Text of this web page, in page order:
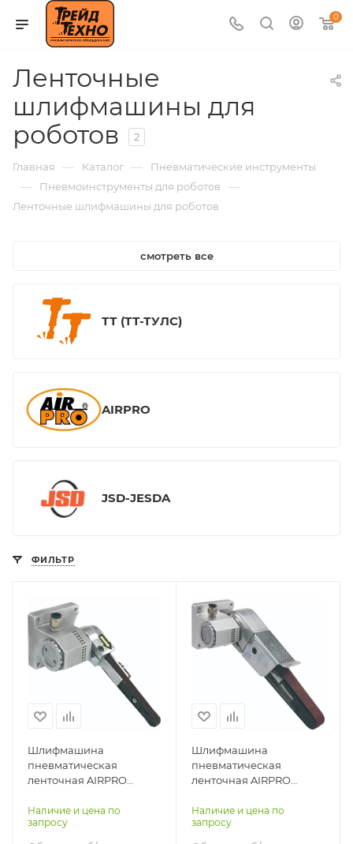
0
Ленточные
шлифмашины для
роботов
2
Главная — Каталог — Пневматические инструменты
— Пневмоинструменты для роботов —
Ленточные шлифмашины для роботов
смотреть все
ТТ (ТТ-ТУЛС)
AIRPRO
JSD-JESDA
ФИЛЬТР
Шлифмашина
пневматическая
ленточная AIRPRO
Наличие и цена по
запросу
Шлифмашина
пневматическая
ленточная AIRPRO
Наличие и цена по
запросу